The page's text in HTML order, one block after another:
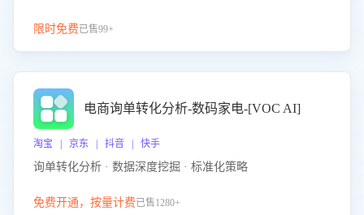
限时免费已售99+
电商询单转化分析-数码家电-[VOC AI]
淘宝 | 京东 | 抖音 | 快手
询单转化分析 · 数据深度挖掘 · 标准化策略
免费开通，按量计费已售1280+